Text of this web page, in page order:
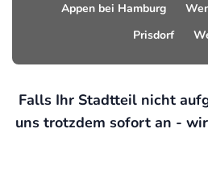
Appen bei Hamburg
Prisdorf
Falls Ihr Stadtteil nicht
uns trotzdem sofort an -